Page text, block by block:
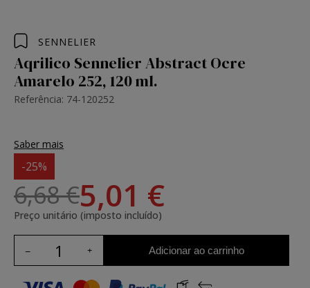
SENNELIER
Aqrilico Sennelier Abstract Ocre
Amarelo 252, 120 ml.
Referência: 74-120252
Saber mais
-25%
6,68 €5,01 €
Preço unitário (imposto incluído)
Adicionar ao carrinho